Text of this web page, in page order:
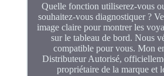
Quelle fonction utiliserez-vous
souhaitez-vous diagnostiquer ?
image claire pour montrer les
sur le tableau de bord. Nous
compatible pour vous. Mon
Distributeur Autorisé,
propriétaire de la marque et